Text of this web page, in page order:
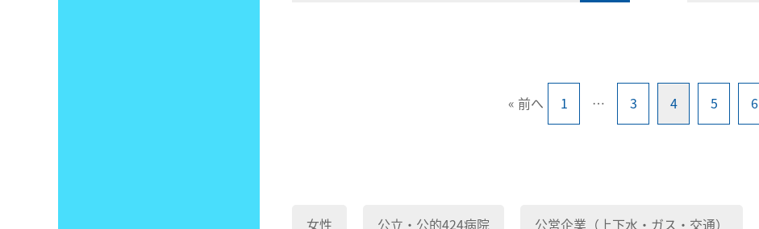
« 前へ 1 … 3 4 5 6
女性 公立・公的424病院 公営企業（上下水・ガス・交通）